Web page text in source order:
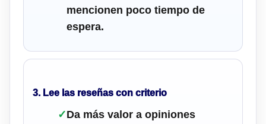
mencionen poco tiempo de
espera.
3. Lee las reseñas con criterio
✓Da más valor a opiniones